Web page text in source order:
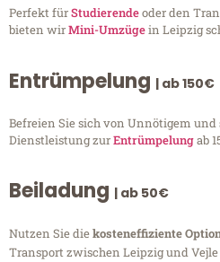
Perfekt fürStudierendeoder den
bieten wirMini-Umzügein Leipzig
Entrümpelung | ab 150€
Befreien Sie sich von Unnötigem und
Dienstleistung zurEntrümpelungab
Beiladung | ab 50€
Nutzen Sie diekosteneffiziente
Transport zwischen Leipzig und Vejle